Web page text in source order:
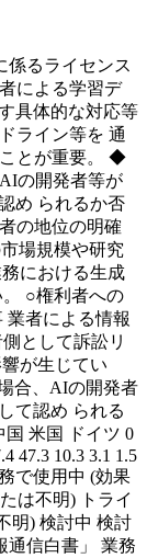
るライセンス
による学習デ
具体的な対応等
ライン等を 通
とが重要。 ◆
の開発者等が
め られるか否
の地位の明確
場規模や研究
における生成
○権利者への
業者による情報
として訴訟リ
が生じてい
合、AIの開発者
て認め られる
米国 ドイツ 0
47.3 10.3 3.1 1.5
務で使用中 (効果
は不明) トライ
明) 検討中 検討
通信白書」 業務